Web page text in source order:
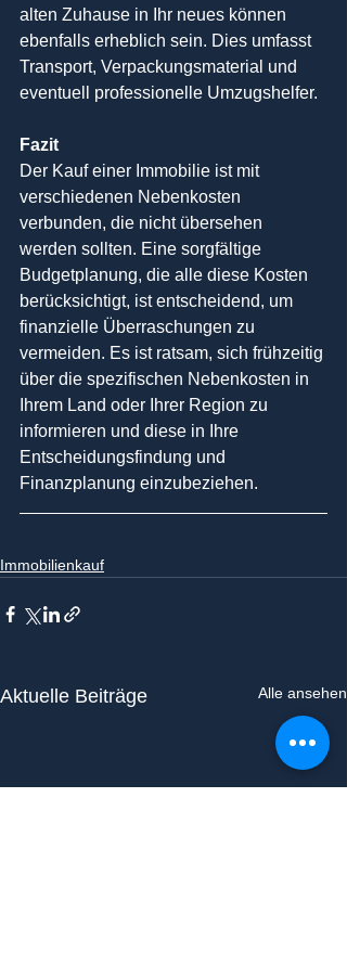
alten Zuhause in Ihr neues können
ebenfalls erheblich sein. Dies umfasst
Transport, Verpackungsmaterial und
eventuell professionelle Umzugshelfer.
Fazit
Der Kauf einer Immobilie ist mit
verschiedenen Nebenkosten
verbunden, die nicht übersehen
werden sollten. Eine sorgfältige
Budgetplanung, die alle diese Kosten
berücksichtigt, ist entscheidend, um
finanzielle Überraschungen zu
vermeiden. Es ist ratsam, sich frühzeitig
über die spezifischen Nebenkosten in
Ihrem Land oder Ihrer Region zu
informieren und diese in Ihre
Entscheidungsfindung und
Finanzplanung einzubeziehen.
Immobilienkauf
Aktuelle Beiträge Alle ansehen